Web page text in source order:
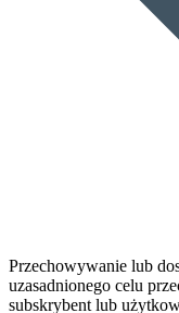
Przechowywanie lub
uzasadnionego celu
subskrybent lub